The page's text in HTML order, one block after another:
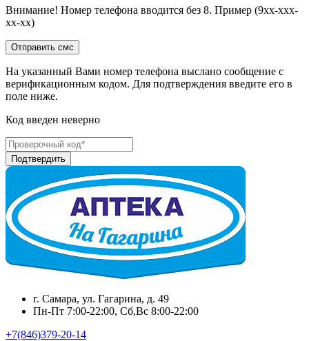
Внимание! Номер телефона вводится без 8. Пример (9хх-ххх-
хх-хх)
На указанный Вами номер телефона выслано сообщение с
верификационным кодом. Для подтверждения введите его в
поле ниже.
Код введен неверно
г. Самара, ул. Гагарина, д. 49
Пн-Пт 7:00-22:00, Сб,Вс 8:00-22:00
+7(846)379-20-14